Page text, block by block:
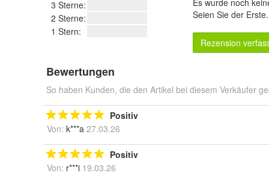
3 Sterne:
2 Sterne:
1 Stern:
Es wurde noch
Seien Sie der
Rezension
Bewertungen
So haben Kunden, die den Artikel bei diesem Verkäufer
Positiv
Von: k***a 27.03.26
Positiv
Von: r***i 19.03.26